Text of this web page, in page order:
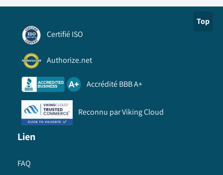
Top
Certifié ISO
Authorize.net
Accrédité BBB A+
Reconnu par Viking Cloud
Lien
FAQ